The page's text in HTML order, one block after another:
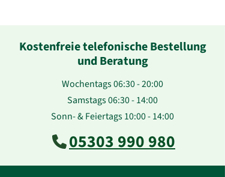
Kostenfreie telefonische Bestellung
und Beratung
Wochentags 06:30 - 20:00
Samstags 06:30 - 14:00
Sonn- & Feiertags 10:00 - 14:00
05303 990 980